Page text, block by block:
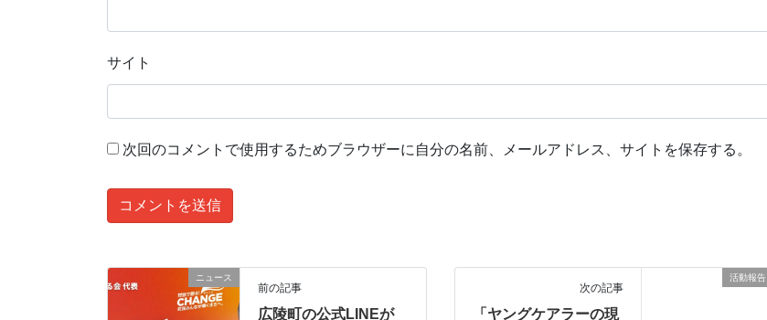
サイト
次回のコメントで使用するためブラウザーに自分の名前、メールアドレス、サイトを保存する。
ニュース
前の記事
広陵町の公式LINEが
活動報告
次の記事
「ヤングケアラーの現